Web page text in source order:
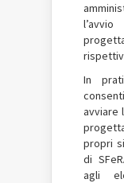
In
avviare
propri
di
agli